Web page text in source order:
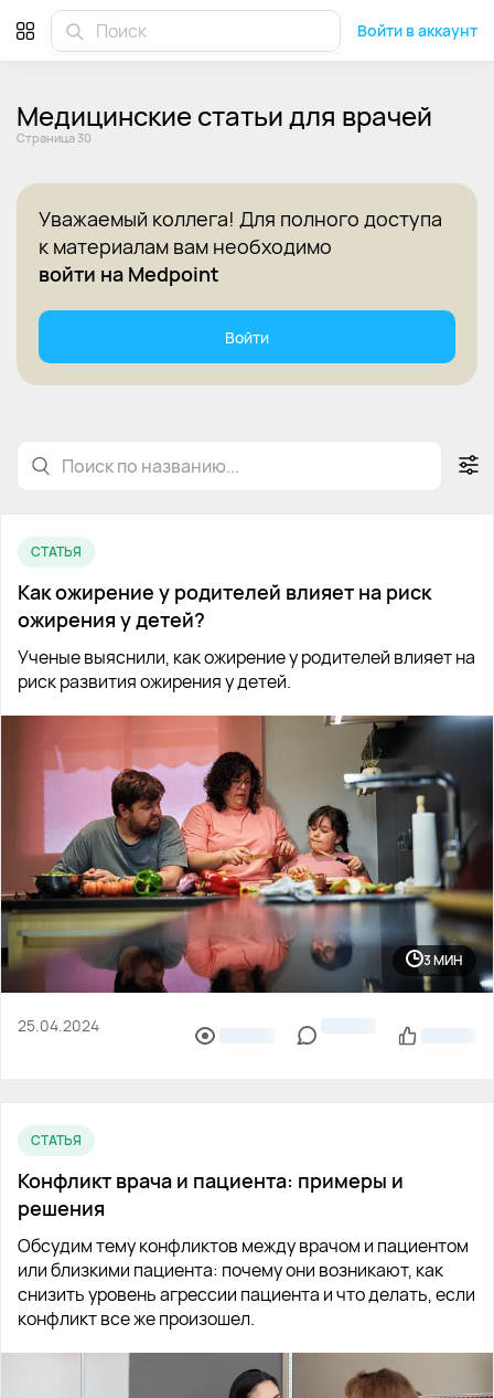
Войти в аккаунт
Медицинские статьи для врачей
Cтраница 30
Уважаемый коллега! Для полного доступа
к материалам вам необходимо
войти на Medpoint
Войти
СТАТЬЯ
Как ожирение у родителей влияет на риск
ожирения у детей?
Ученые выяснили, как ожирение у родителей влияет на
риск развития ожирения у детей.
3 МИН
25.04.2024
СТАТЬЯ
Конфликт врача и пациента: примеры и
решения
Обсудим тему конфликтов между врачом и пациентом
или близкими пациента: почему они возникают, как
снизить уровень агрессии пациента и что делать, если
конфликт все же произошел.